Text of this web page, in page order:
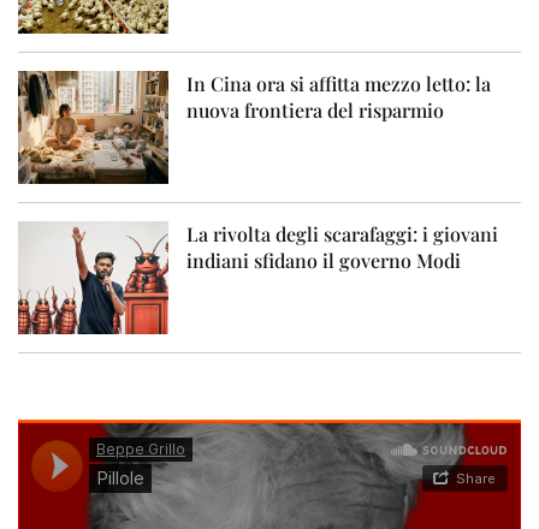
In Cina ora si affitta mezzo letto: la
nuova frontiera del risparmio
La rivolta degli scarafaggi: i giovani
indiani sfidano il governo Modi